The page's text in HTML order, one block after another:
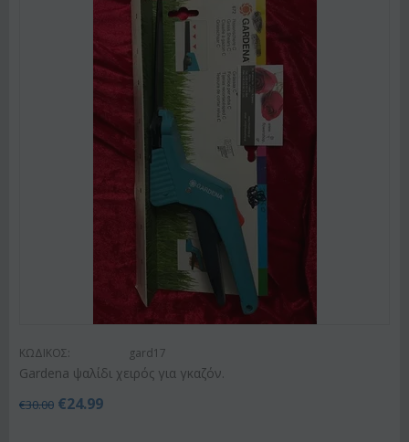
ΚΩΔΙΚΟΣ: gard17
Gardena ψαλίδι χειρός για γκαζόν.
€30.00 €24.99